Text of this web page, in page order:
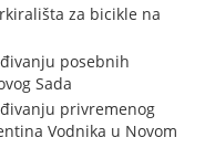
za bicikle na
posebnih
Sada
privremenog
Vodnika u Novom